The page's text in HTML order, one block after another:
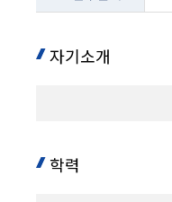
학위,
사무실위치,
자기소개
학력